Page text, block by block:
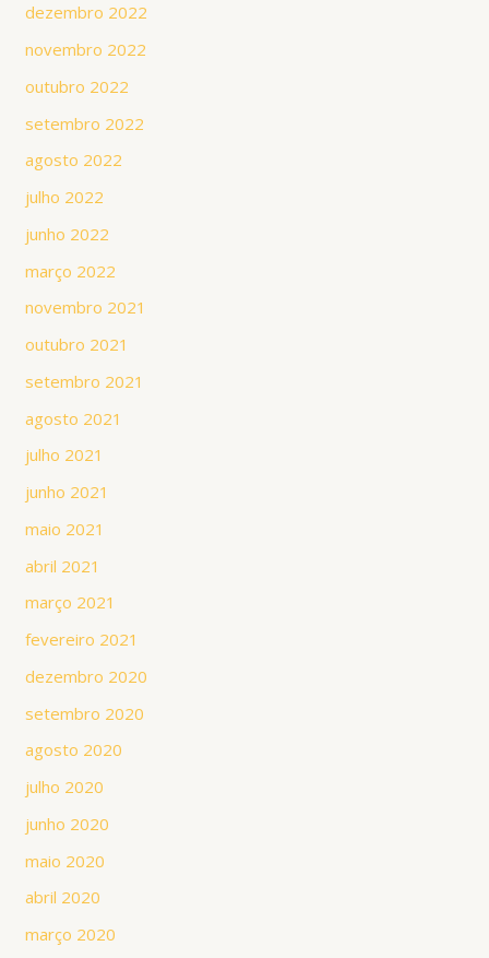
dezembro 2022
novembro 2022
outubro 2022
setembro 2022
agosto 2022
julho 2022
junho 2022
março 2022
novembro 2021
outubro 2021
setembro 2021
agosto 2021
julho 2021
junho 2021
maio 2021
abril 2021
março 2021
fevereiro 2021
dezembro 2020
setembro 2020
agosto 2020
julho 2020
junho 2020
maio 2020
abril 2020
março 2020